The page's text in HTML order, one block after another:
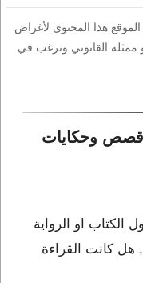
هذا المحتوى لأغراض
ممثله القانوني وترغب في
قصص وحكايات
الكتاب او الرواية
كانت القراءة